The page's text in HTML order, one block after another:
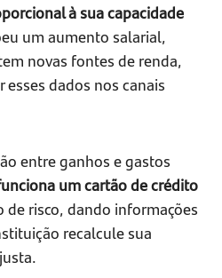
à sua capacidade
um aumento salarial,
novas fontes de renda,
dados nos canais
entre ganhos e gastos
um cartão de crédito
de risco, dando informações
recalcule sua